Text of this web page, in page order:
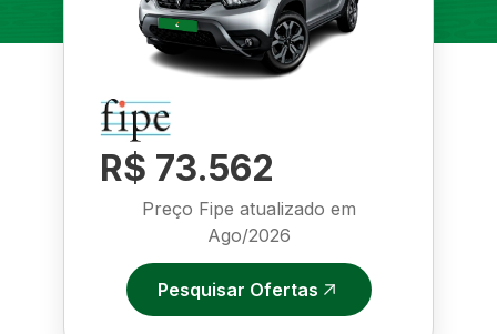
R$ 73.562
Preço Fipe atualizado em
Ago/2026
Pesquisar Ofertas